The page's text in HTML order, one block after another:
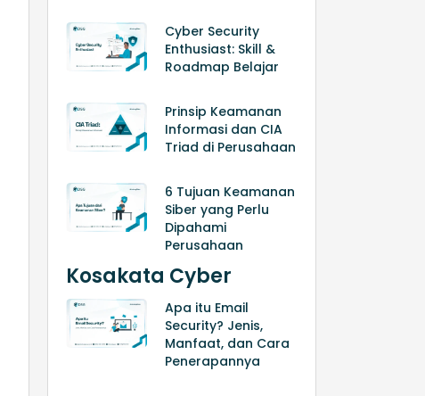
Cyber Security
Enthusiast: Skill &
Roadmap Belajar
Prinsip Keamanan
Informasi dan CIA
Triad di Perusahaan
6 Tujuan Keamanan
Siber yang Perlu
Dipahami
Perusahaan
Kosakata Cyber
Apa itu Email
Security? Jenis,
Manfaat, dan Cara
Penerapannya